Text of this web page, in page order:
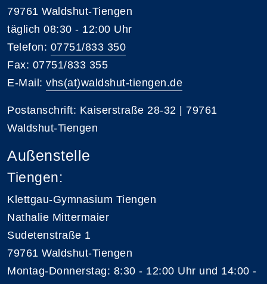
79761 Waldshut-Tiengen
täglich 08:30 - 12:00 Uhr
Telefon: 07751/833 350
Fax: 07751/833 355
E-Mail: vhs(at)waldshut-tiengen.de
Postanschrift: Kaiserstraße 28-32 | 79761
Waldshut-Tiengen
Außenstelle
Tiengen:
Klettgau-Gymnasium Tiengen
Nathalie Mittermaier
Sudetenstraße 1
79761 Waldshut-Tiengen
Montag-Donnerstag: 8:30 - 12:00 Uhr und 14:00 -